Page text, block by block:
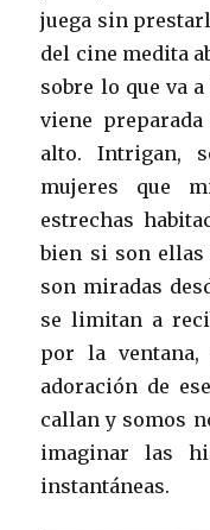
juega sin
del cine medita
sobre lo que va
viene
alto. Intrigan,
mujeres que
estrechas
bien si son
son miradas
se limitan a
por la
adoración de
callan y somos
imaginar las
instantáneas.